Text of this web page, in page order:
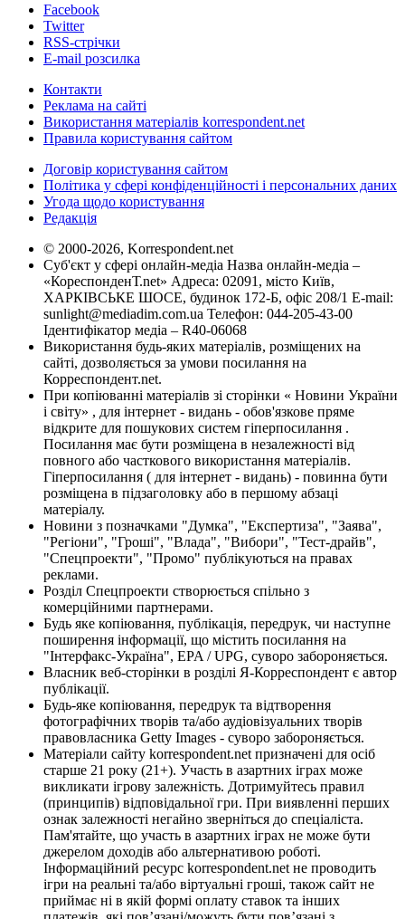
Facebook
Twitter
RSS-стрічки
E-mail розсилка
Контакти
Реклама на сайті
Використання матеріалів korrespondent.net
Правила користування сайтом
Договір користування сайтом
Політика у сфері конфіденційності і персональних даних
Угода щодо користування
Редакція
© 2000-2026, Korrespondent.net
Суб'єкт у сфері онлайн-медіа Назва онлайн-медіа –
«КореспонденТ.net» Адреса: 02091, місто Київ,
ХАРКІВСЬКЕ ШОСЕ, будинок 172-Б, офіс 208/1 E-mail:
sunlight@mediadim.com.ua Телефон: 044-205-43-00
Ідентифікатор медіа – R40-06068
Використання будь-яких матеріалів, розміщених на
сайті, дозволяється за умови посилання на
Корреспондент.net.
При копіюванні матеріалів зі сторінки « Новини України
і світу» , для інтернет - видань - обов'язкове пряме
відкрите для пошукових систем гіперпосилання .
Посилання має бути розміщена в незалежності від
повного або часткового використання матеріалів.
Гіперпосилання ( для інтернет - видань) - повинна бути
розміщена в підзаголовку або в першому абзаці
матеріалу.
Новини з позначками "Думка", "Експертиза", "Заява",
"Регіони", "Гроші", "Влада", "Вибори", "Тест-драйв",
"Спецпроекти", "Промо" публікуються на правах
реклами.
Розділ Спецпроекти створюється спільно з
комерційними партнерами.
Будь яке копіювання, публікація, передрук, чи наступне
поширення інформації, що містить посилання на
"Інтерфакс-Україна", EPA / UPG, суворо забороняється.
Власник веб-сторінки в розділі Я-Корреспондент є автор
публікації.
Будь-яке копіювання, передрук та відтворення
фотографічних творів та/або аудіовізуальних творів
правовласника Getty Images - суворо забороняється.
Матеріали сайту korrespondent.net призначені для осіб
старше 21 року (21+). Участь в азартних іграх може
викликати ігрову залежність. Дотримуйтесь правил
(принципів) відповідальної гри. При виявленні перших
ознак залежності негайно зверніться до спеціаліста.
Пам'ятайте, що участь в азартних іграх не може бути
джерелом доходів або альтернативою роботі.
Інформаційний ресурс korrespondent.net не проводить
ігри на реальні та/або віртуальні гроші, також сайт не
приймає ні в якій формі оплату ставок та інших